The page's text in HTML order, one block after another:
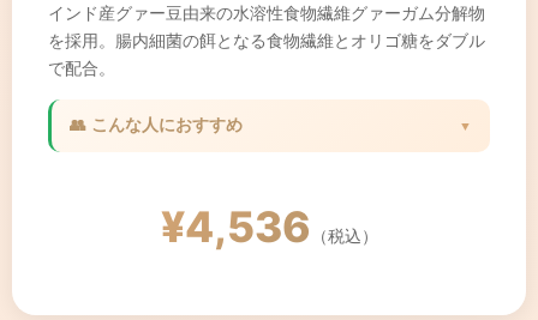
インド産グァー豆由来の水溶性食物繊維グァーガム分解物
を採用。腸内細菌の餌となる食物繊維とオリゴ糖をダブル
で配合。
👥 こんな人におすすめ ▼
✓ 食物繊維が不足しがちな方
✓ 健康的なダイエットをしたい方
¥4,536 （税込）